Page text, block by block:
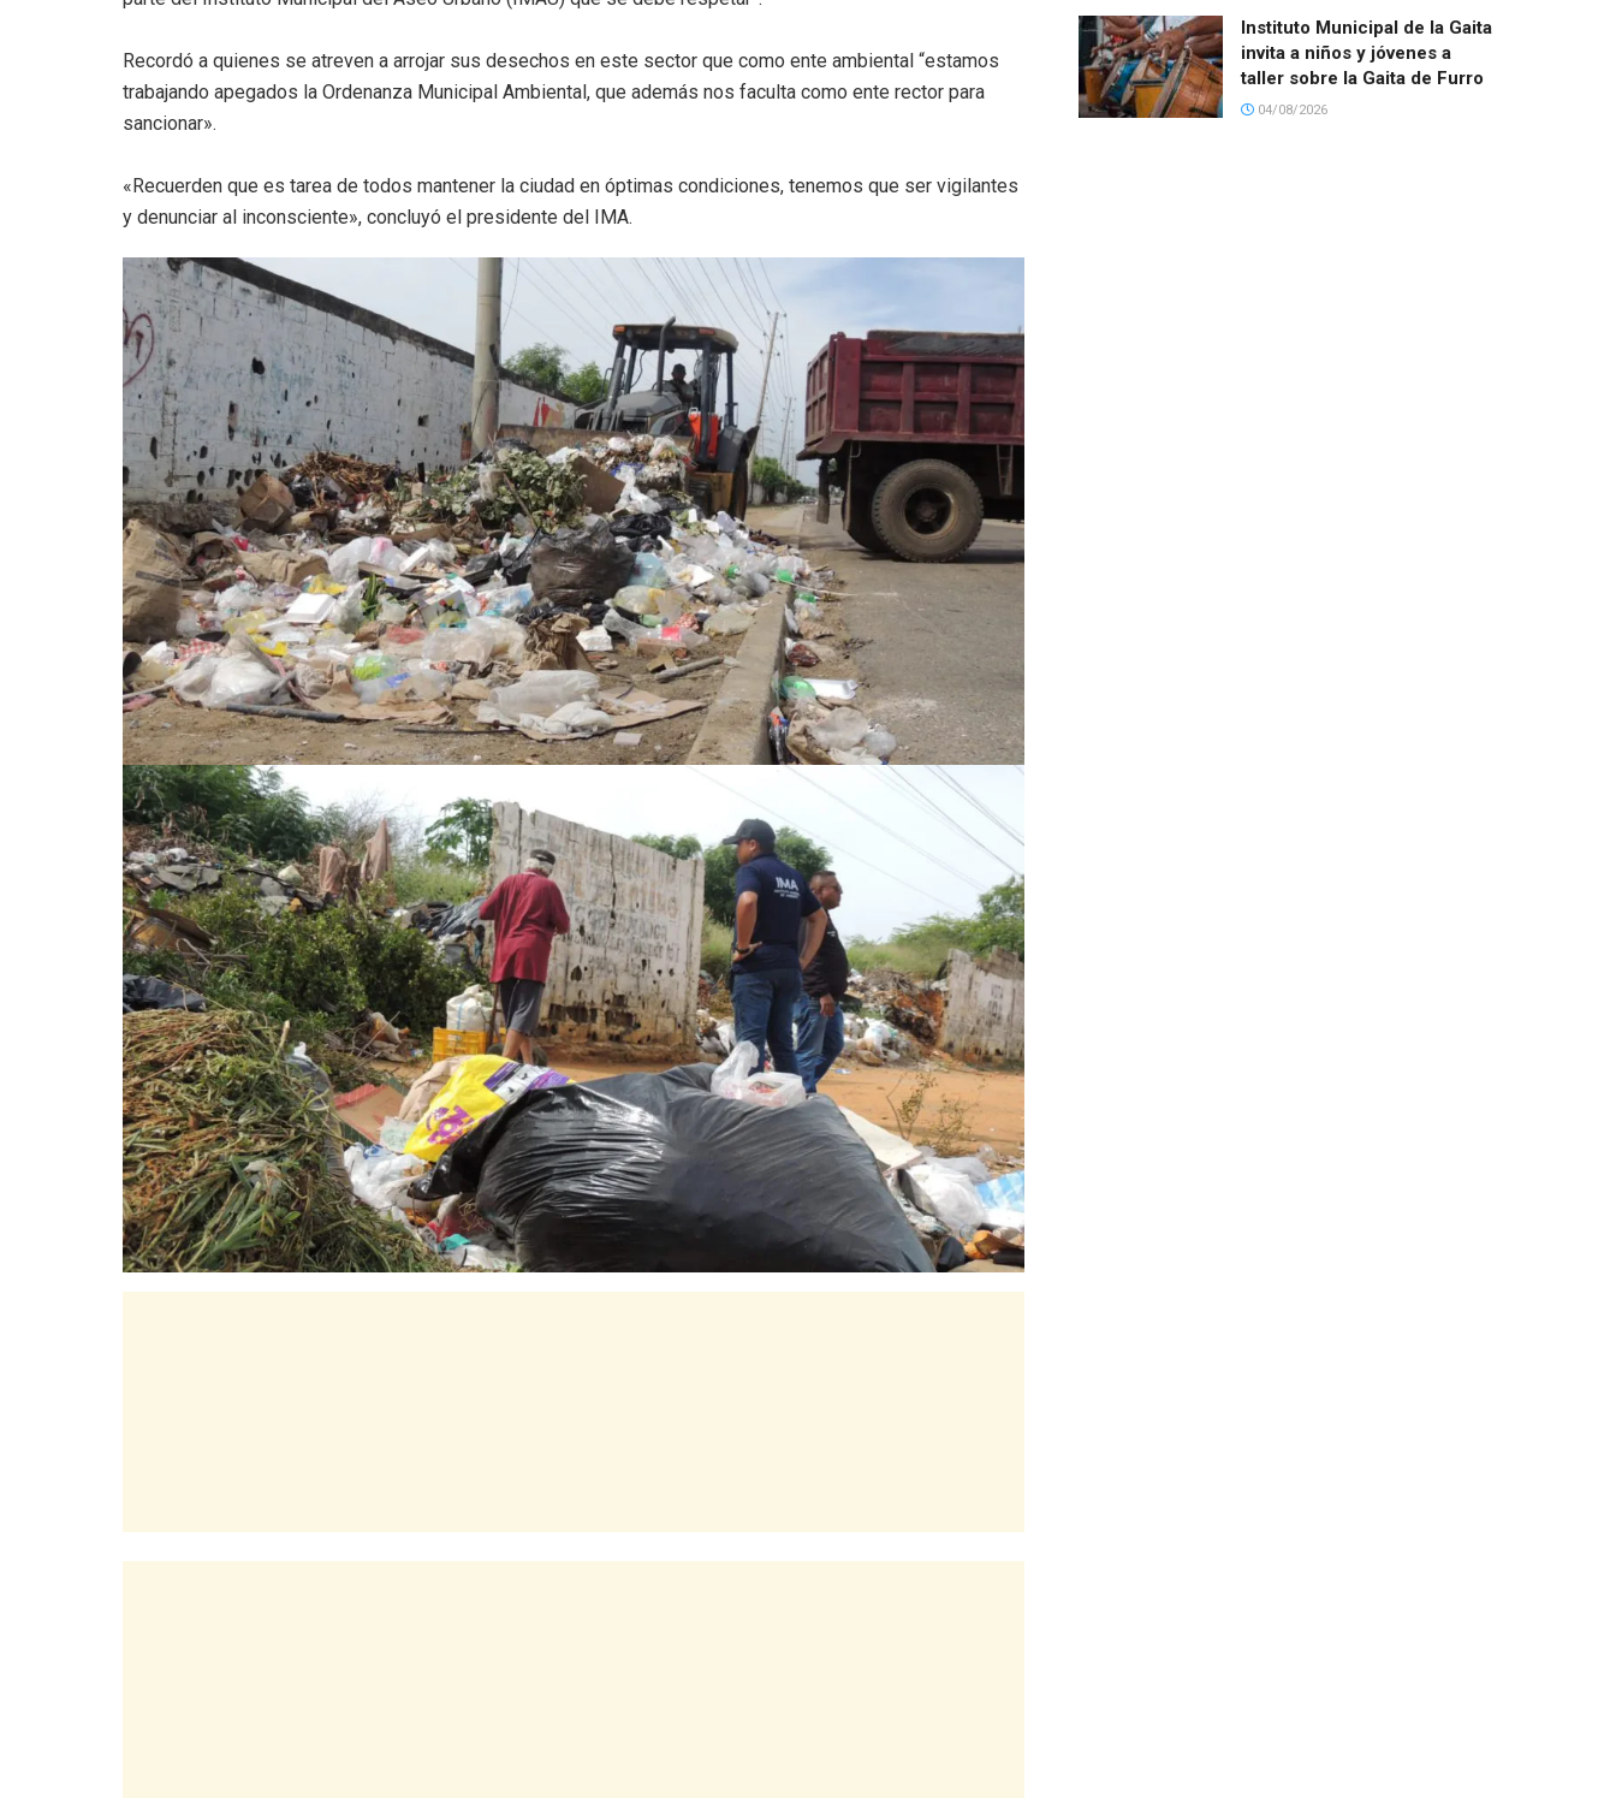
Recordó a quienes se atreven a arrojar sus desechos en este sector que como ente ambiental “estamos
trabajando apegados la Ordenanza Municipal Ambiental, que además nos faculta como ente rector para
sancionar».
«Recuerden que es tarea de todos mantener la ciudad en óptimas condiciones, tenemos que ser vigilantes
y denunciar al inconsciente», concluyó el presidente del IMA.
Instituto Municipal de la Gaita
invita a niños y jóvenes a
taller sobre la Gaita de Furro
04/08/2026